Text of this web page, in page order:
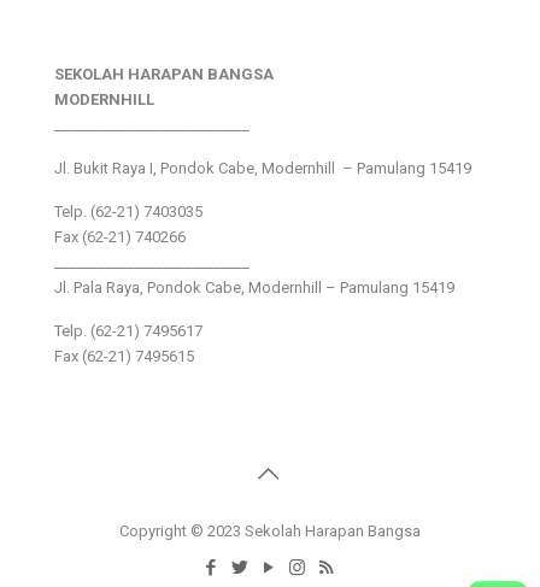
SEKOLAH HARAPAN BANGSA
MODERNHILL
Jl. Bukit Raya I, Pondok Cabe, Modernhill – Pamulang 15419
Telp. (62-21) 7403035
Fax (62-21) 740266
Jl. Pala Raya, Pondok Cabe, Modernhill – Pamulang 15419
Telp. (62-21) 7495617
Fax (62-21) 7495615
Copyright © 2023 Sekolah Harapan Bangsa